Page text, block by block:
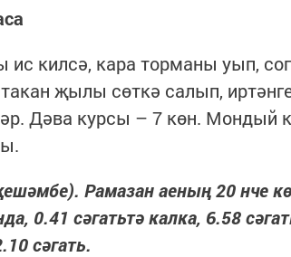
ис килсә, кара торманы уып,
җылы сөткә салып,
Дәва курсы – 7 көн. Мондый
Рамазан аеның 20 нче
0.41 сәгатьтә калка, 6.58
сәгать.